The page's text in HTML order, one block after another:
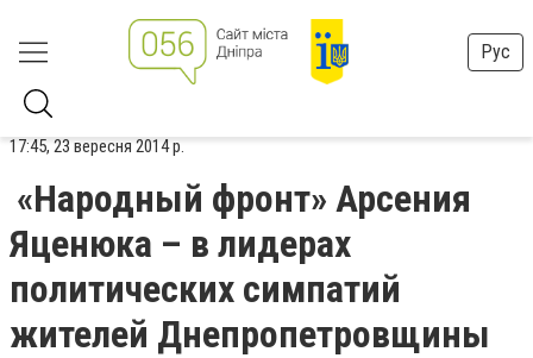
Рус
17:45, 23 вересня 2014 р.
«Народный фронт» Арсения
Яценюка – в лидерах
политических симпатий
жителей Днепропетровщины